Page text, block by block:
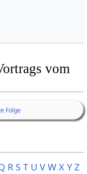
vom
Folge
R S T U V W X Y Z